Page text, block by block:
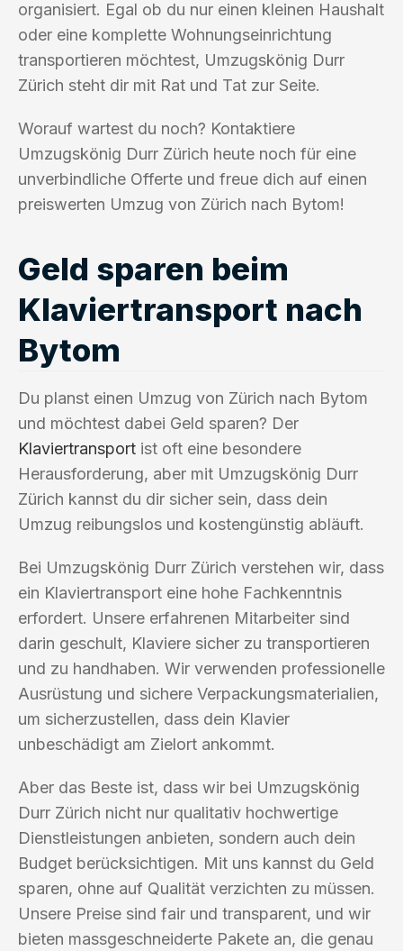
organisiert. Egal ob du nur einen kleinen Haushalt
oder eine komplette Wohnungseinrichtung
transportieren möchtest, Umzugskönig Durr
Zürich steht dir mit Rat und Tat zur Seite.
Worauf wartest du noch? Kontaktiere
Umzugskönig Durr Zürich heute noch für eine
unverbindliche Offerte und freue dich auf einen
preiswerten Umzug von Zürich nach Bytom!
Geld sparen beim
Klaviertransport nach
Bytom
Du planst einen Umzug von Zürich nach Bytom
und möchtest dabei Geld sparen? Der
Klaviertransport ist oft eine besondere
Herausforderung, aber mit Umzugskönig Durr
Zürich kannst du dir sicher sein, dass dein
Umzug reibungslos und kostengünstig abläuft.
Bei Umzugskönig Durr Zürich verstehen wir, dass
ein Klaviertransport eine hohe Fachkenntnis
erfordert. Unsere erfahrenen Mitarbeiter sind
darin geschult, Klaviere sicher zu transportieren
und zu handhaben. Wir verwenden professionelle
Ausrüstung und sichere Verpackungsmaterialien,
um sicherzustellen, dass dein Klavier
unbeschädigt am Zielort ankommt.
Aber das Beste ist, dass wir bei Umzugskönig
Durr Zürich nicht nur qualitativ hochwertige
Dienstleistungen anbieten, sondern auch dein
Budget berücksichtigen. Mit uns kannst du Geld
sparen, ohne auf Qualität verzichten zu müssen.
Unsere Preise sind fair und transparent, und wir
bieten massgeschneiderte Pakete an, die genau